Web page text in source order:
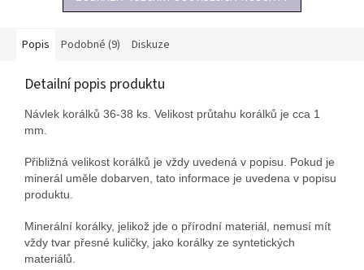
Popis Podobné (9) Diskuze
Detailní popis produktu
Návlek korálků 36-38 ks. Velikost průtahu korálků je cca 1
mm.
Přibližná velikost korálků je vždy uvedená v popisu. Pokud je
minerál uměle dobarven, tato informace je uvedena v popisu
produktu.
Minerální korálky, jelikož jde o přírodní materiál, nemusí mít
vždy tvar přesné kuličky, jako korálky ze syntetických
materiálů.